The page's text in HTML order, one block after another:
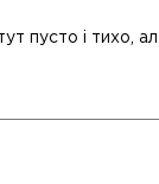
пусто і тихо,